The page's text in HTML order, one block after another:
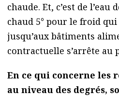
chaude. Et, c’est de l’eau
chaud 5° pour le froid
jusqu’aux bâtiments
contractuelle s’arrête au
En ce qui concerne les
au niveau des degrés,